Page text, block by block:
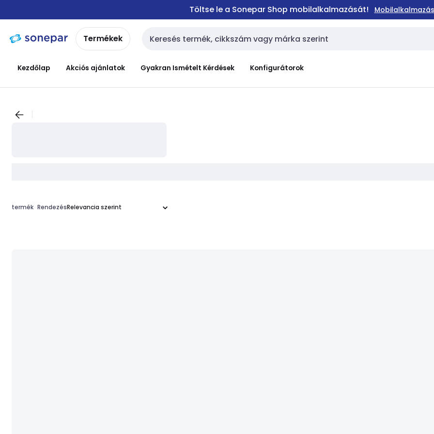
navigációhoztartalomra
Töltse le a Sonepar Shop mobilalkalmazását!
Termékek Keresési bemenet
Kezdőlap Akciós ajánlatok Gyakran Ismételt Kérdések Konfigurátorok
termék Rendezés